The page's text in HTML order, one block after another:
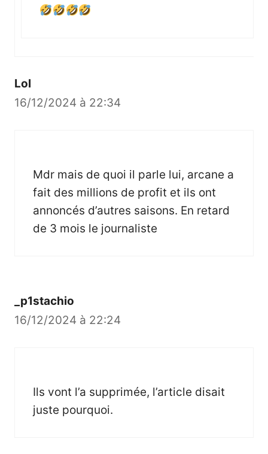
Lol
16/12/2024 à 22:34
Mdr mais de quoi il parle lui, arcane a
fait des millions de profit et ils ont
annoncés d’autres saisons. En retard
de 3 mois le journaliste
_p1stachio
16/12/2024 à 22:24
Ils vont l’a supprimée, l’article disait
juste pourquoi.